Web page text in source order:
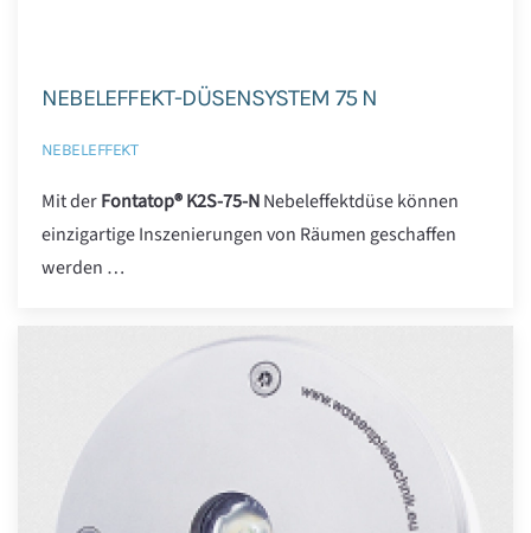
NEBELEFFEKT-DÜSENSYSTEM 75 N
NEBELEFFEKT
Mit derFontatop® K2S-75-NNebeleffektdüse können
einzigartige Inszenierungen von Räumen geschaffen
werden …